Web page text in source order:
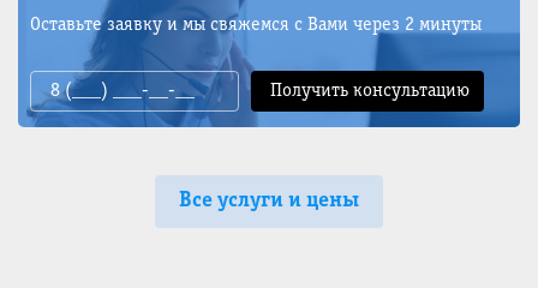
Оставьте заявку и мы свяжемся с Вами через 2 минуты
Все услуги и цены